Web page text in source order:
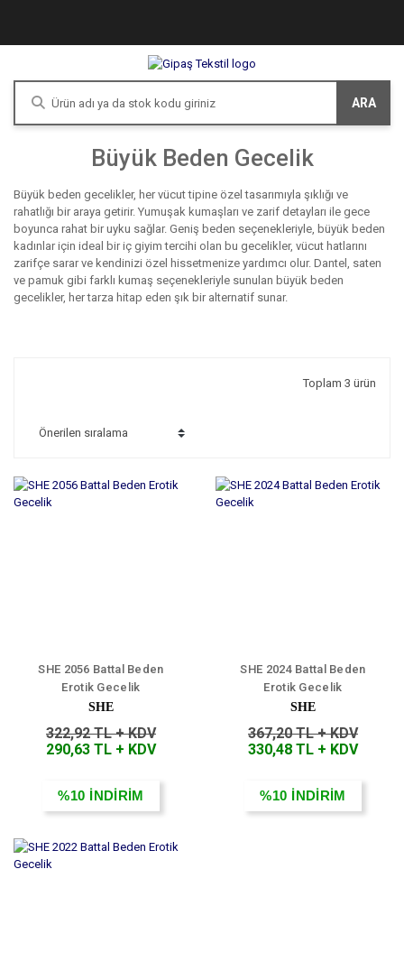
ARA
Büyük Beden Gecelik
Büyük beden gecelikler, her vücut tipine özel tasarımıyla şıklığı ve
rahatlığı bir araya getirir. Yumuşak kumaşları ve zarif detayları ile gece
boyunca rahat bir uyku sağlar. Geniş beden seçenekleriyle, büyük beden
kadınlar için ideal bir iç giyim tercihi olan bu gecelikler, vücut hatlarını
zarifçe sarar ve kendinizi özel hissetmenize yardımcı olur. Dantel, saten
ve pamuk gibi farklı kumaş seçenekleriyle sunulan büyük beden
gecelikler, her tarza hitap eden şık bir alternatif sunar.
Toplam 3 ürün
SHE 2056 Battal Beden
Erotik Gecelik
SHE
322,92 TL + KDV
290,63 TL + KDV
%10 İNDİRİM
SHE 2024 Battal Beden
Erotik Gecelik
SHE
367,20 TL + KDV
330,48 TL + KDV
%10 İNDİRİM